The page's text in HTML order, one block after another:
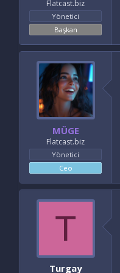
Flatcast.biz
Yönetici
Başkan
MÜGE
Flatcast.biz
Yönetici
Ceo
T
Turgay